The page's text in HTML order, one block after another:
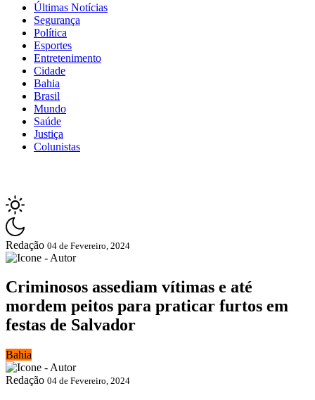
Últimas Notícias
Segurança
Política
Esportes
Entretenimento
Cidade
Bahia
Brasil
Mundo
Saúde
Justiça
Colunistas
Redação 04 de Fevereiro, 2024
Criminosos assediam vítimas e até
mordem peitos para praticar furtos em
festas de Salvador
Bahia
Redação 04 de Fevereiro, 2024